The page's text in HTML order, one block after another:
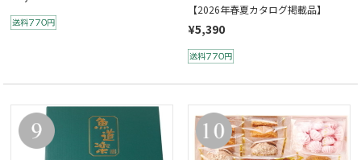
【2026年春夏カタログ掲載品】
¥5,390